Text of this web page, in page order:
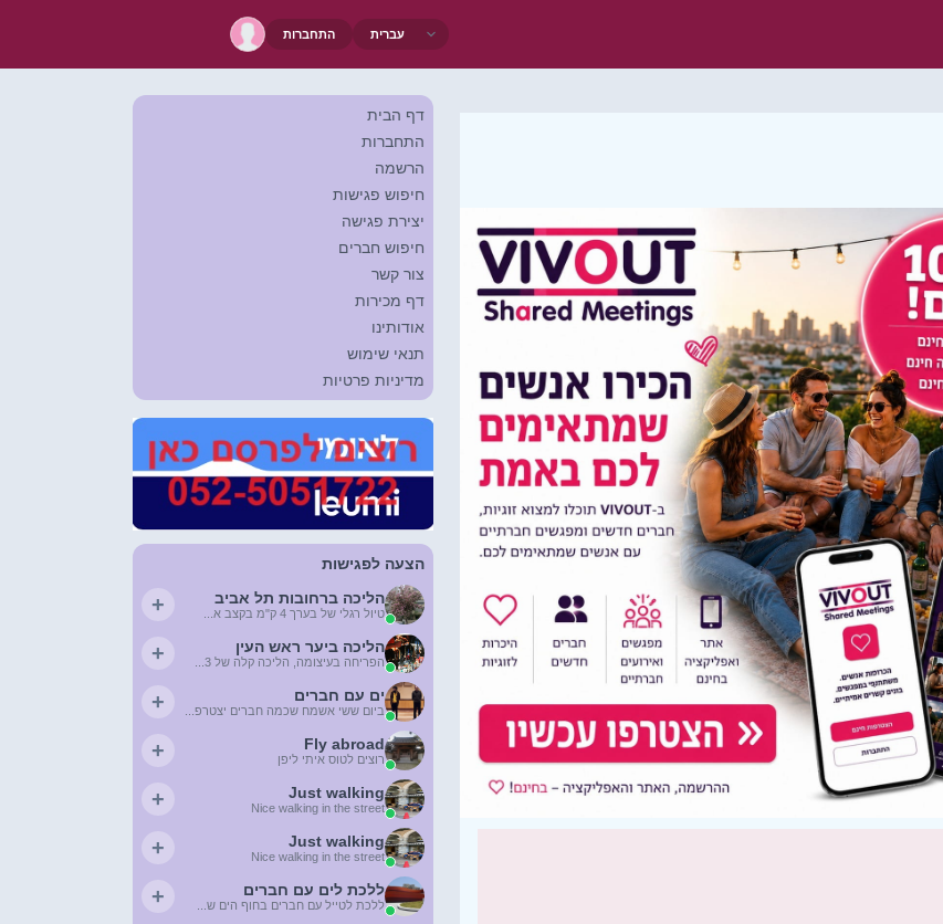
התחברות
דף הבית
התחברות
הרשמה
חיפוש פגישות
יצירת פגישה
חיפוש חברים
צור קשר
דף מכירות
אודותינו
תנאי שימוש
מדיניות פרטיות
הצעה לפגישות
הליכה ברחובות תל אביב
טיול רגלי של בערך 4 ק"מ בקצב א... +
הליכה ביער ראש העין
הפריחה בעיצומה, הליכה קלה של 3... +
ים עם חברים
ביום ששי אשמח שכמה חברים יצטרפ... +
Fly abroad
רוצים לטוס איתי ליפן +
Just walking
Nice walking in the street
+
Just walking
Nice walking in the street
+
ללכת לים עם חברים
ללכת לטייל עם חברים בחוף הים ש... +